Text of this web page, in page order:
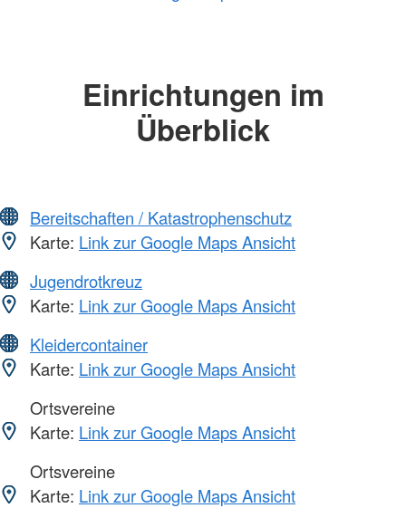
Einrichtungen im
Überblick
Bereitschaften / Katastrophenschutz
Karte: Link zur Google Maps Ansicht
Jugendrotkreuz
Karte: Link zur Google Maps Ansicht
Kleidercontainer
Karte: Link zur Google Maps Ansicht
Ortsvereine
Karte: Link zur Google Maps Ansicht
Ortsvereine
Karte: Link zur Google Maps Ansicht